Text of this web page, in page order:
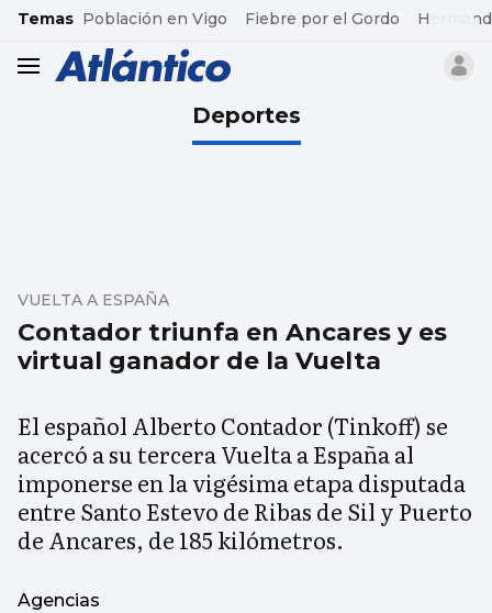
common.go-to-content
Temas Población en Vigo Fiebre por el Gordo
header.menu.open
Deportes
Contador triunfa en Ancares y es
virtual ganador de la Vuelta
VUELTA A ESPAÑA
El español Alberto Contador (Tinkoff) se
acercó a su tercera Vuelta a España al
imponerse en la vigésima etapa disputada
entre Santo Estevo de Ribas de Sil y Puerto
de Ancares, de 185 kilómetros.
Agencias